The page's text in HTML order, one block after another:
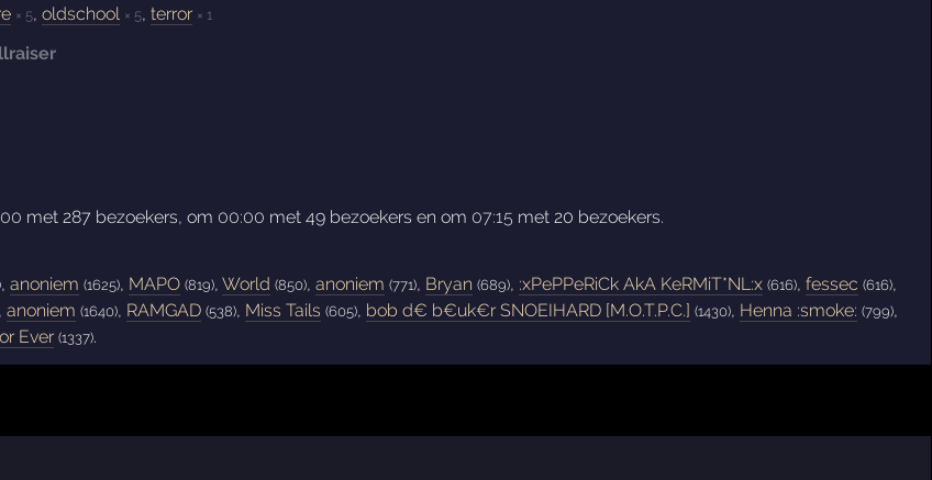
× 5, oldschool × 5, terror × 1
met 287 bezoekers, om 00:00 met 49 bezoekers en om 07:15 met 20 bezoekers.
, anoniem (1625), MAPO (819), World (850), anoniem (771), Bryan (689), :xPePPeRiCk AkA KeRMiT*NL:x (616), fessec (616),
anoniem (1640), RAMGAD (538), Miss Tails (605), bob d€ b€uk€r SNOEIHARD [M.O.T.P.C.] (1430), Henna :smoke: (799),
Ever (1337).